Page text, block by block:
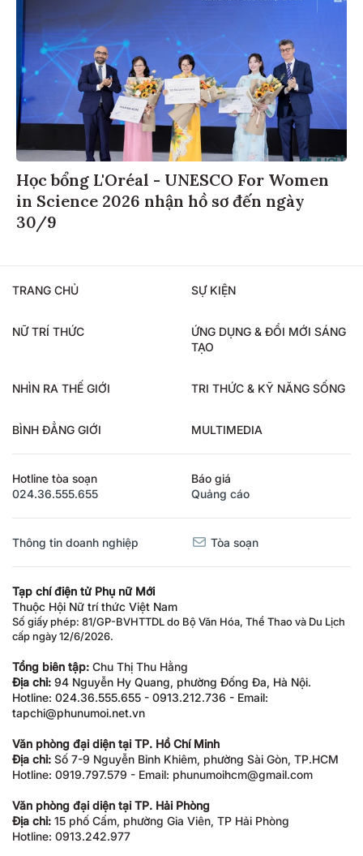
Học bổng L'Oréal - UNESCO For Women
in Science 2026 nhận hồ sơ đến ngày
30/9
TRANG CHỦ SỰ KIỆN
NỮ TRÍ THỨC
ỨNG DỤNG & ĐỔI MỚI SÁNG
TẠO
NHÌN RA THẾ GIỚI TRI THỨC & KỸ NĂNG SỐNG
BÌNH ĐẲNG GIỚI MULTIMEDIA
Hotline tòa soạn
024.36.555.655
Báo giá
Quảng cáo
Thông tin doanh nghiệp Tòa soạn
Tạp chí điện tử Phụ nữ Mới
Thuộc Hội Nữ trí thức Việt Nam
Số giấy phép: 81/GP-BVHTTDL do Bộ Văn Hóa, Thể Thao và Du Lịch
cấp ngày 12/6/2026.
Tổng biên tập: Chu Thị Thu Hằng
Địa chỉ: 94 Nguyễn Hy Quang, phường Đống Đa, Hà Nội.
Hotline: 024.36.555.655 - 0913.212.736 - Email:
tapchi@phunumoi.net.vn
Văn phòng đại diện tại TP. Hồ Chí Minh
Địa chỉ: Số 7-9 Nguyễn Bỉnh Khiêm, phường Sài Gòn, TP.HCM
Hotline: 0919.797.579 - Email: phunumoihcm@gmail.com
Văn phòng đại diện tại TP. Hải Phòng
Địa chỉ: 15 phố Cấm, phường Gia Viên, TP Hải Phòng
Hotline: 0913.242.977